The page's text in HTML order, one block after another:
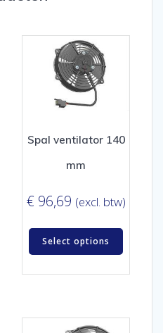
Spal ventilator 140
mm
€ 96,69 (excl. btw)
Select options